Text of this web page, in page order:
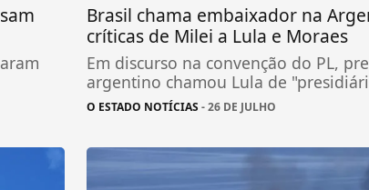
Brasil chama embaixador na
críticas de Milei a Lula e Moraes
Em discurso na convenção do PL,
argentino chamou Lula de
O ESTADO NOTÍCIAS - 26 DE JULHO